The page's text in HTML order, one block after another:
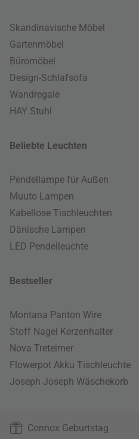
Skandinavische Möbel
Gartenmöbel
Büromöbel
Design-Schlafsofa
Wandregale
HAY Stuhl
Beliebte Leuchten
Pendellampe für Außen
Muuto Lampen
Kabellose Tischleuchten
Dänische Lampen
LED Pendelleuchte
Bestseller
Montana Panton Wire
Stoff Nagel Kerzenhalter
Nova Treteimer
Flowerpot Akku Tischleuchte
Joseph Joseph Wäschekorb
Connox Geburtstag